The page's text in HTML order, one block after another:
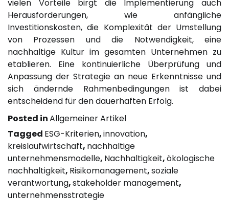
vielen Vorteile birgt die Implementierung auch
Herausforderungen, wie anfängliche
Investitionskosten, die Komplexität der Umstellung
von Prozessen und die Notwendigkeit, eine
nachhaltige Kultur im gesamten Unternehmen zu
etablieren. Eine kontinuierliche Überprüfung und
Anpassung der Strategie an neue Erkenntnisse und
sich ändernde Rahmenbedingungen ist dabei
entscheidend für den dauerhaften Erfolg.
Posted inAllgemeiner Artikel
Tagged ESG-Kriterien,innovation,
kreislaufwirtschaft, nachhaltige
unternehmensmodelle, Nachhaltigkeit,ökologische
nachhaltigkeit, Risikomanagement,soziale
verantwortung,stakeholder management,
unternehmensstrategie